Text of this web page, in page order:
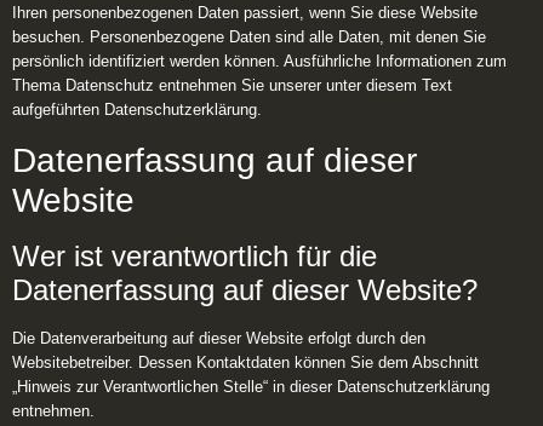
Ihren personenbezogenen Daten passiert, wenn Sie diese Website
besuchen. Personenbezogene Daten sind alle Daten, mit denen Sie
persönlich identifiziert werden können. Ausführliche Informationen zum
Thema Datenschutz entnehmen Sie unserer unter diesem Text
aufgeführten Datenschutzerklärung.
Datenerfassung auf dieser
Website
Wer ist verantwortlich für die
Datenerfassung auf dieser Website?
Die Datenverarbeitung auf dieser Website erfolgt durch den
Websitebetreiber. Dessen Kontaktdaten können Sie dem Abschnitt
„Hinweis zur Verantwortlichen Stelle“ in dieser Datenschutzerklärung
entnehmen.